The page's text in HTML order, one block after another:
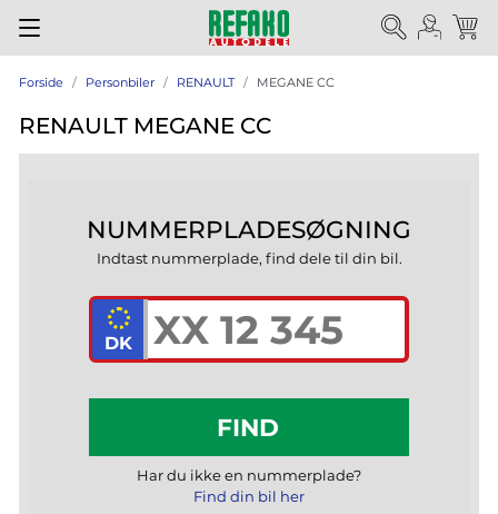
Forside Personbiler RENAULT MEGANE CC
RENAULT MEGANE CC
NUMMERPLADESØGNING
Indtast nummerplade, find dele til din bil.
FIND
Har du ikke en nummerplade?
Find din bil her